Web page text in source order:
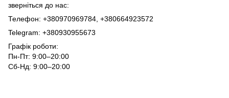
зверніться до нас:
Телефон: +380970969784, +380664923572
Telegram: +380930955673
Графік роботи:
Пн-Пт: 9:00–20:00
Сб-Нд: 9:00–20:00